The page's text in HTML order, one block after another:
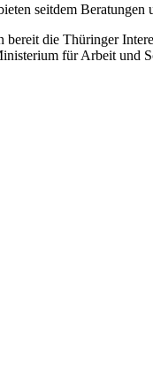
seitdem
die Thüringer
für Arbeit und